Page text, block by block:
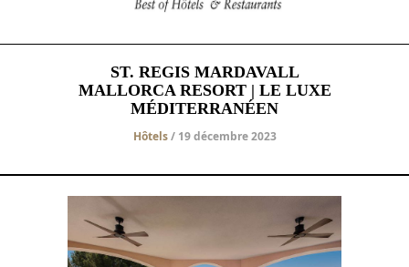
ST. REGIS MARDAVALL
MALLORCA RESORT | LE LUXE
MÉDITERRANÉEN
Hôtels/ 19 décembre 2023